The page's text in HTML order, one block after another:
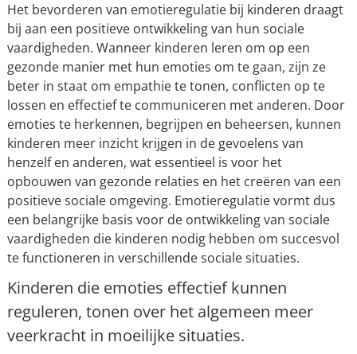
Het bevorderen van emotieregulatie bij kinderen draagt
bij aan een positieve ontwikkeling van hun sociale
vaardigheden. Wanneer kinderen leren om op een
gezonde manier met hun emoties om te gaan, zijn ze
beter in staat om empathie te tonen, conflicten op te
lossen en effectief te communiceren met anderen. Door
emoties te herkennen, begrijpen en beheersen, kunnen
kinderen meer inzicht krijgen in de gevoelens van
henzelf en anderen, wat essentieel is voor het
opbouwen van gezonde relaties en het creëren van een
positieve sociale omgeving. Emotieregulatie vormt dus
een belangrijke basis voor de ontwikkeling van sociale
vaardigheden die kinderen nodig hebben om succesvol
te functioneren in verschillende sociale situaties.
Kinderen die emoties effectief kunnen
reguleren, tonen over het algemeen meer
veerkracht in moeilijke situaties.